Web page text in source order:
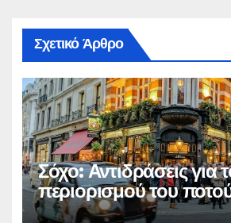
Σχετικό Άρθρο
Σόχο: Αντιδράσεις για
περιορισμού του
παμπ